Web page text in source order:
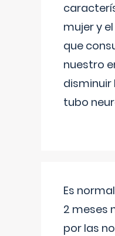
mujer y
que
nuestro
disminuir
tubo
Es
2 meses
por las